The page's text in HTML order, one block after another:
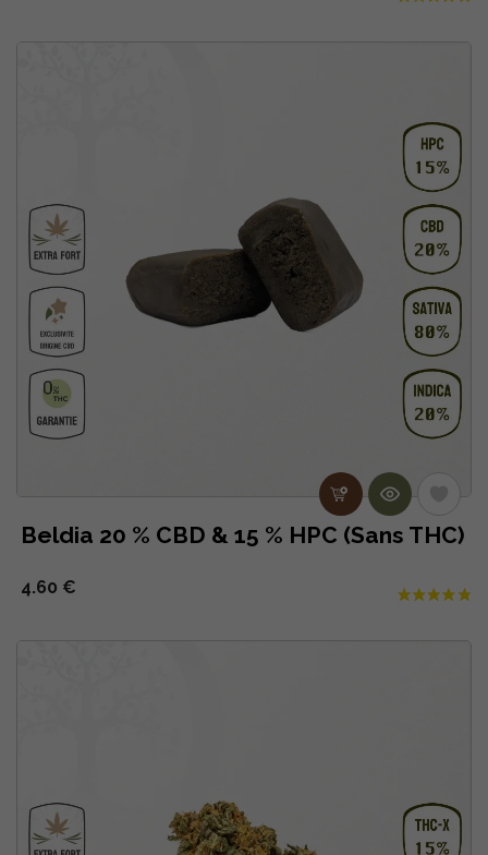
Beldia 20 % CBD & 15 % HPC (Sans THC)
4.60 €